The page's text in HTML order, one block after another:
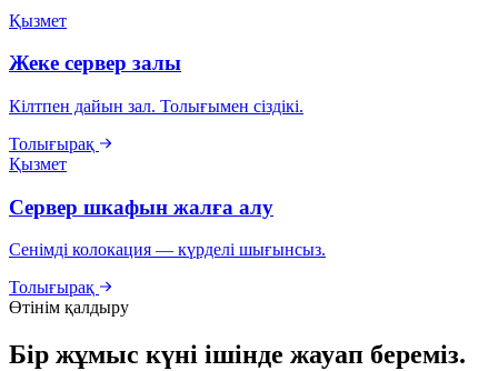
Қызмет
Жеке сервер залы
Кілтпен дайын зал. Толығымен сіздікі.
Толығырақ
Қызмет
Сервер шкафын жалға алу
Сенімді колокация — күрделі шығынсыз.
Толығырақ
Өтінім қалдыру
Бір жұмыс күні ішінде жауап береміз.